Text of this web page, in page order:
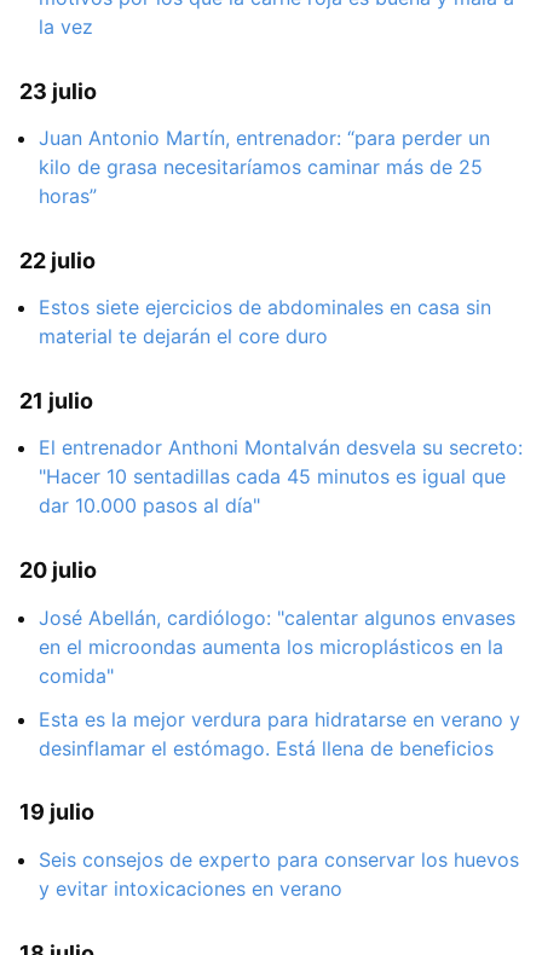
la vez
23 julio
Juan Antonio Martín, entrenador: “para perder un
kilo de grasa necesitaríamos caminar más de 25
horas”
22 julio
Estos siete ejercicios de abdominales en casa sin
material te dejarán el core duro
21 julio
El entrenador Anthoni Montalván desvela su secreto:
"Hacer 10 sentadillas cada 45 minutos es igual que
dar 10.000 pasos al día"
20 julio
José Abellán, cardiólogo: "calentar algunos envases
en el microondas aumenta los microplásticos en la
comida"
Esta es la mejor verdura para hidratarse en verano y
desinflamar el estómago. Está llena de beneficios
19 julio
Seis consejos de experto para conservar los huevos
y evitar intoxicaciones en verano